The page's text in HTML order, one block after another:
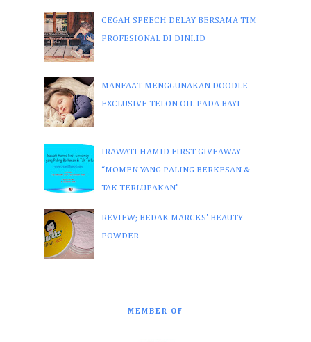
CEGAH SPEECH DELAY BERSAMA TIM
PROFESIONAL DI DINI.ID
MANFAAT MENGGUNAKAN DOODLE
EXCLUSIVE TELON OIL PADA BAYI
IRAWATI HAMID FIRST GIVEAWAY
“MOMEN YANG PALING BERKESAN &
TAK TERLUPAKAN”
REVIEW; BEDAK MARCKS' BEAUTY
POWDER
MEMBER OF